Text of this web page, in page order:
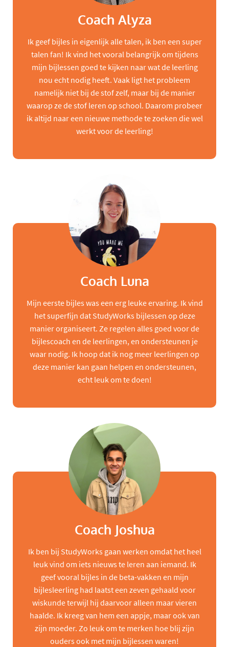
Coach Alyza
Ik geef bijles in eigenlijk alle talen, ik ben een super
talen fan! Ik vind het vooral belangrijk om tijdens
mijn bijlessen goed te kijken naar wat de leerling
nou echt nodig heeft. Vaak ligt het probleem
namelijk niet bij de stof zelf, maar bij de manier
waarop ze de stof leren op school. Daarom probeer
ik altijd naar een nieuwe methode te zoeken die wel
werkt voor de leerling!
Coach Luna
Mijn eerste bijles was een erg leuke ervaring. Ik vind
het superfijn dat StudyWorks bijlessen op deze
manier organiseert. Ze regelen alles goed voor de
bijlescoach en de leerlingen, en ondersteunen je
waar nodig. Ik hoop dat ik nog meer leerlingen op
deze manier kan gaan helpen en ondersteunen,
echt leuk om te doen!
Coach Joshua
Ik ben bij StudyWorks gaan werken omdat het heel
leuk vind om iets nieuws te leren aan iemand. Ik
geef vooral bijles in de beta-vakken en mijn
bijlesleerling had laatst een zeven gehaald voor
wiskunde terwijl hij daarvoor alleen maar vieren
haalde. Ik kreeg van hem een appje, maar ook van
zijn moeder. Zo leuk om te merken hoe blij zijn
ouders ook met mijn bijlessen waren!